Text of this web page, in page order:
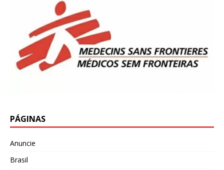
PÁGINAS
Anuncie
Brasil